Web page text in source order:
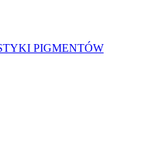
PIGMENTÓW